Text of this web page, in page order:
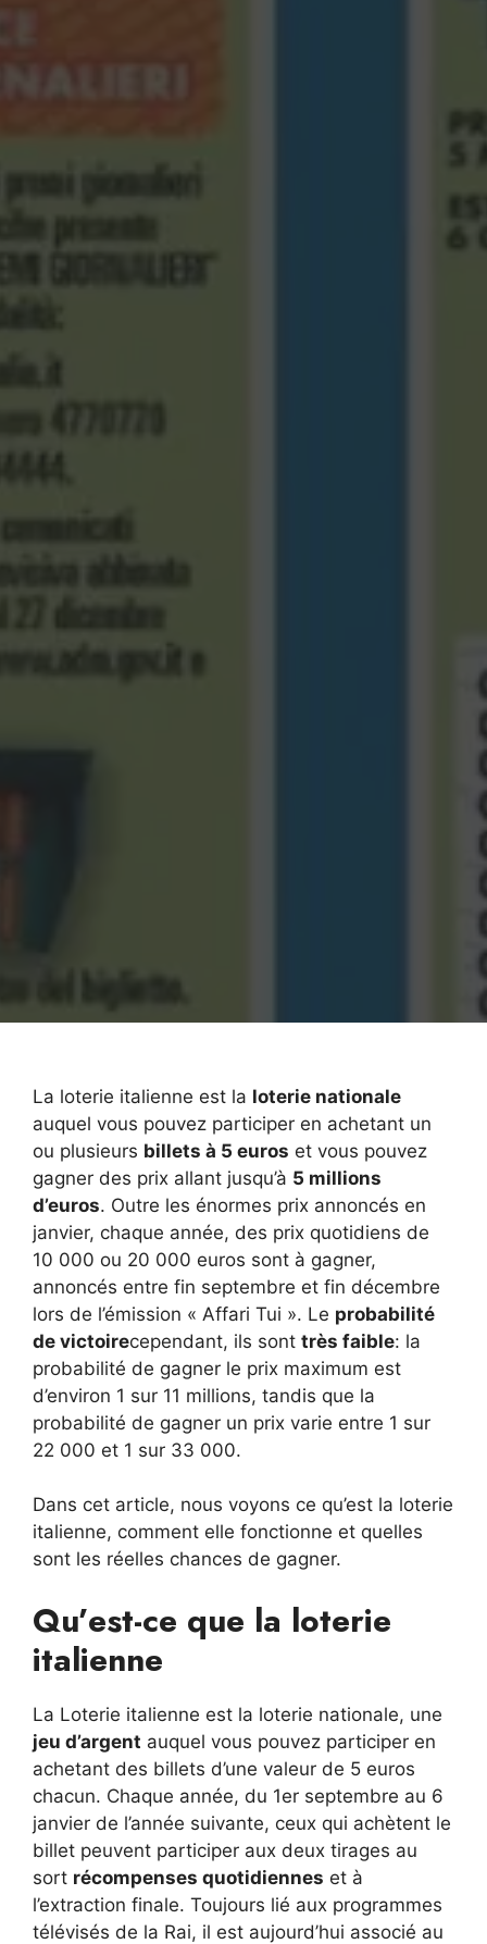
La loterie italienne est la loterie nationale
auquel vous pouvez participer en achetant un
ou plusieurs billets à 5 euros et vous pouvez
gagner des prix allant jusqu’à 5 millions
d’euros. Outre les énormes prix annoncés en
janvier, chaque année, des prix quotidiens de
10 000 ou 20 000 euros sont à gagner,
annoncés entre fin septembre et fin décembre
lors de l’émission « Affari Tui ». Le probabilité
de victoirecependant, ils sont très faible: la
probabilité de gagner le prix maximum est
d’environ 1 sur 11 millions, tandis que la
probabilité de gagner un prix varie entre 1 sur
22 000 et 1 sur 33 000.
Dans cet article, nous voyons ce qu’est la loterie
italienne, comment elle fonctionne et quelles
sont les réelles chances de gagner.
Qu’est-ce que la loterie
italienne
La Loterie italienne est la loterie nationale, une
jeu d’argent auquel vous pouvez participer en
achetant des billets d’une valeur de 5 euros
chacun. Chaque année, du 1er septembre au 6
janvier de l’année suivante, ceux qui achètent le
billet peuvent participer aux deux tirages au
sort récompenses quotidiennes et à
l’extraction finale. Toujours lié aux programmes
télévisés de la Rai, il est aujourd’hui associé au